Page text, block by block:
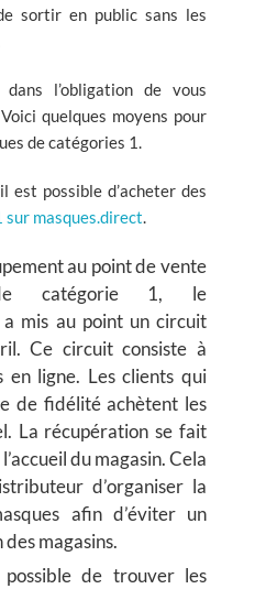
sortir en public sans les
l’obligation de vous
quelques moyens pour
de catégories 1.
est possible d’acheter des
sur masques.direct
au point de vente
catégorie 1, le
mis au point un circuit
Ce circuit consiste à
en ligne. Les clients qui
de fidélité achètent les
La récupération se fait
du magasin. Cela
d’organiser la
afin d’éviter un
magasins.
de trouver les